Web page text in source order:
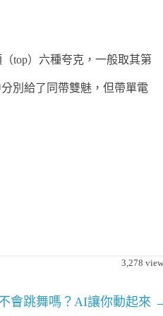
（top）六種夸克，一般取其第
分別給了同帶雙魅，但帶單電
3,278
會跳舞嗎？AI讓你動起來